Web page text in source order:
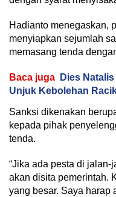
Hadianto menegaskan,
menyiapkan sejumlah
memasang tenda
Baca juga
Dies
Unjuk Kebolehan
Sanksi dikenakan
kepada pihak
tenda.
“Jika ada pesta di
akan disita pemerintah.
yang besar. Saya harap